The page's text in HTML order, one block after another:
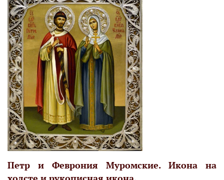
Петр и Феврония Муромские. Икона на